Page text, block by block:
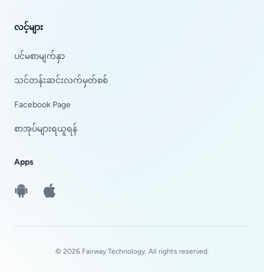
လင့်များ
ပင်မစာမျက်နှာ
သင်တန်းဆင်းလက်မှတ်စစ်
Facebook Page
စာအုပ်များရယူရန်
Apps
AndroidiOS
© 2026 Fairway Technology. All rights reserved.